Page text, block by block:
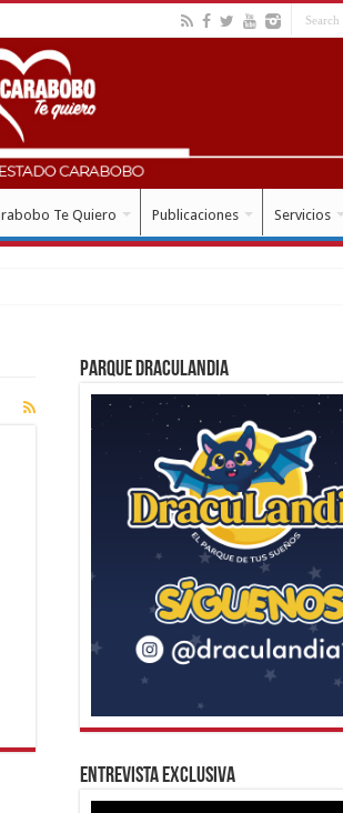
Te Quiero Publicaciones Servicios
Parque Draculandia
Entrevista Exclusiva